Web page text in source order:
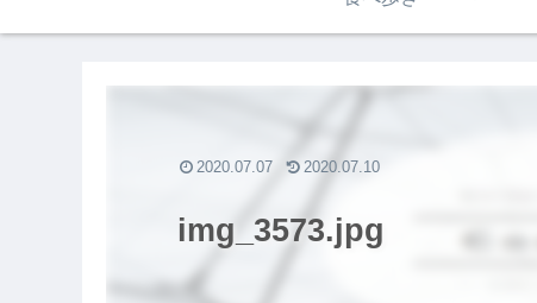
img_3573.jpg
2020.07.07 2020.07.10